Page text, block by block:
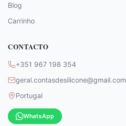
Blog
Carrinho
CONTACTO
+351 967 198 354
geral.contasdesilicone@gmail.com
Portugal
WhatsApp